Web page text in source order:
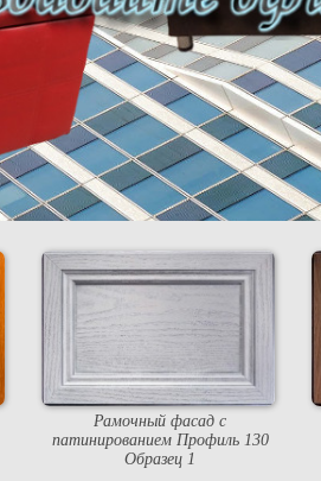
Рамочный фасад с
патинированием Профиль 130
Образец 1